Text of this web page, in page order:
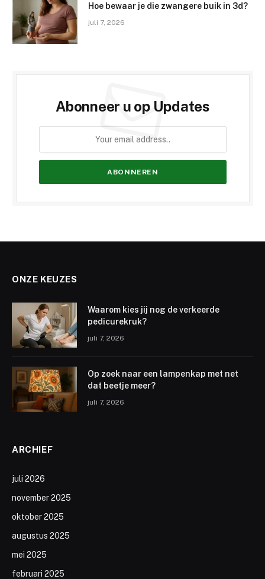
Hoe bewaar je die zwangere buik in 3d?
juli 7, 2026
Abonneer u op Updates
ONZE KEUZES
Waarom kies jij nog de verkeerde
pedicurekruk?
juli 7, 2026
Op zoek naar een lampenkap met net
dat beetje meer?
juli 7, 2026
ARCHIEF
juli 2026
november 2025
oktober 2025
augustus 2025
mei 2025
februari 2025